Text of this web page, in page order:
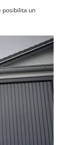
posibilita un